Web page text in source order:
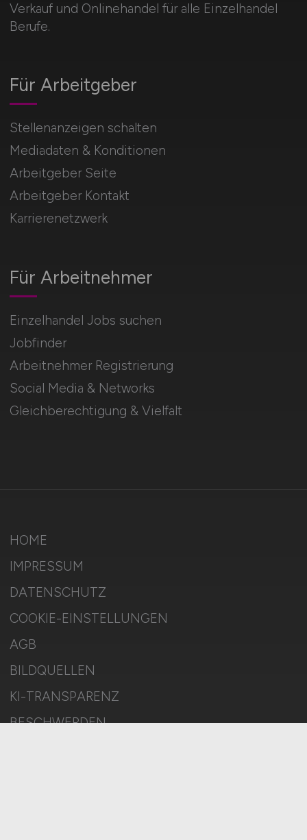
Verkauf und Onlinehandel für alle Einzelhandel
Berufe.
Für Arbeitnehmer
Einzelhandel Jobs suchen
Jobfinder
Arbeitnehmer Registrierung
Social Media & Networks
Gleichberechtigung & Vielfalt
Für Arbeitgeber
Stellenanzeigen schalten
Mediadaten & Konditionen
Arbeitgeber Seite
Arbeitgeber Kontakt
Karrierenetzwerk
HOME
IMPRESSUM
DATENSCHUTZ
COOKIE-EINSTELLUNGEN
AGB
BILDQUELLEN
KI-TRANSPARENZ
BESCHWERDEN